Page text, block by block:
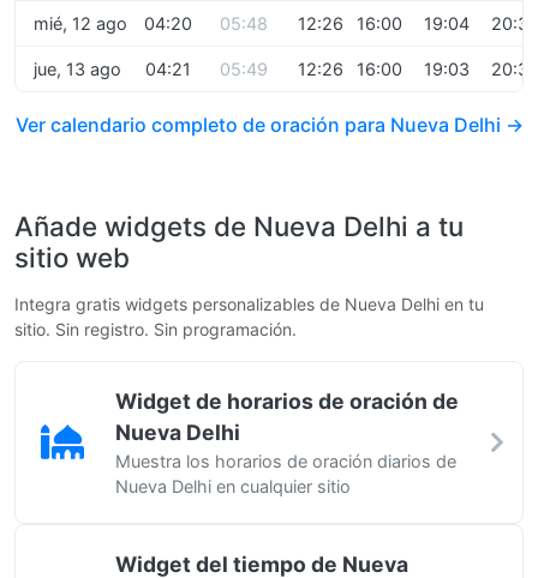
mié, 12 ago 04:20 05:48 12:26 16:00 19:04 20:34
jue, 13 ago 04:21 05:49 12:26 16:00 19:03 20:33
Ver calendario completo de oración para Nueva Delhi →
Añade widgets de Nueva Delhi a tu
sitio web
Integra gratis widgets personalizables de Nueva Delhi en tu
sitio. Sin registro. Sin programación.
Widget de horarios de oración de
Nueva Delhi
Muestra los horarios de oración diarios de
Nueva Delhi en cualquier sitio
Widget del tiempo de Nueva